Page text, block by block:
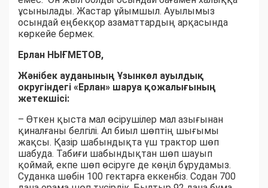
ұсынылады. Жастар ұйымшыл. Ауылымыз
осындай еңбекқор азаматтардың арқасында
көркейе бермек.
Ерлан НЫҒМЕТОВ,
Жәнібек ауданының Ұзынкөл ауылдық
округіндегі «Ерлан» шаруа қожалығының
жетекшісі:
– Өткен қыста мал өсірушілер мал азығынан
қиналғаны белгілі. Ал биыл шөптің шығымы
жақсы. Қазір шабындықта үш трактор шөп
шабуда. Табиғи шабындықтан шөп шауып
қоймай, екпе шөп өсіруге де көңіл бұрудамыз.
Суданка шөбін 100 гектарға еккенбіз. Содан 700